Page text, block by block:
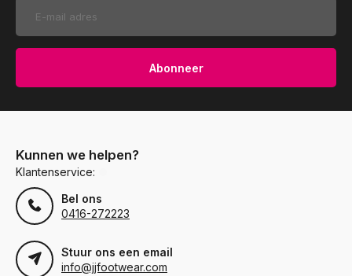
Abonneer
Kunnen we helpen?
Klantenservice:
Bel ons
0416-272223
Stuur ons een email
info@jjfootwear.com